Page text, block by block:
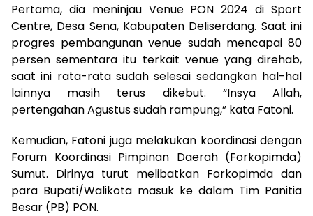
Pertama, dia meninjau Venue PON 2024 di Sport
Centre, Desa Sena, Kabupaten Deliserdang. Saat ini
progres pembangunan venue sudah mencapai 80
persen sementara itu terkait venue yang direhab,
saat ini rata-rata sudah selesai sedangkan hal-hal
lainnya masih terus dikebut. “Insya Allah,
pertengahan Agustus sudah rampung,” kata Fatoni.
Kemudian, Fatoni juga melakukan koordinasi dengan
Forum Koordinasi Pimpinan Daerah (Forkopimda)
Sumut. Dirinya turut melibatkan Forkopimda dan
para Bupati/Walikota masuk ke dalam Tim Panitia
Besar (PB) PON.